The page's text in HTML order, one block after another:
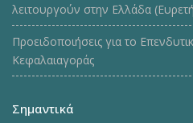
λειτουργούν στην Ελλάδα
Προειδοποιήσεις για το
Κεφαλαιαγοράς
Σημαντικά